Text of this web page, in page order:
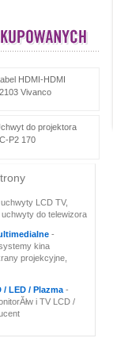
HDMI-HDMI
Vivanco
do projektora
LC-P2 170
LCD TV,
do telewizora
-
kina
projekcyjne,
LED / Plazma -
i TV LCD /